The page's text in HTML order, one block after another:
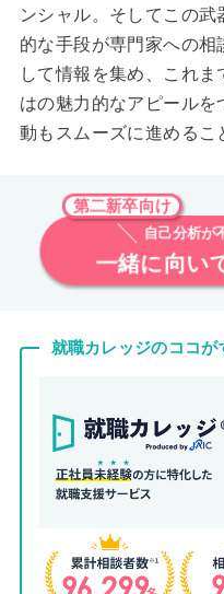
ンシャル。そしてこの
的な手段が専門家への相
して情報を集め、これ
はの魅力的なアピール
動もスムーズに進めるこ
第二新卒向け
自己分析が
一緒に向い
就職カレッジのココが